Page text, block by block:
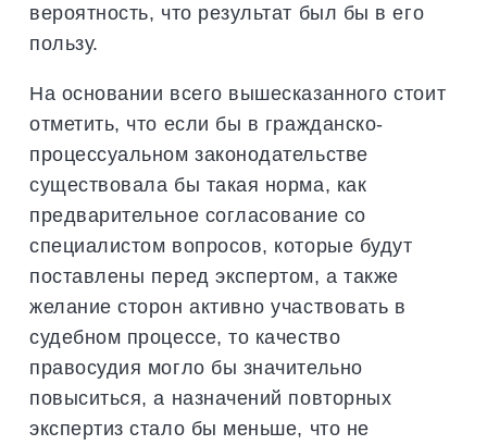
вероятность, что результат был бы в его
пользу.
На основании всего вышесказанного стоит
отметить, что если бы в гражданско-
процессуальном законодательстве
существовала бы такая норма, как
предварительное согласование со
специалистом вопросов, которые будут
поставлены перед экспертом, а также
желание сторон активно участвовать в
судебном процессе, то качество
правосудия могло бы значительно
повыситься, а назначений повторных
экспертиз стало бы меньше, что не